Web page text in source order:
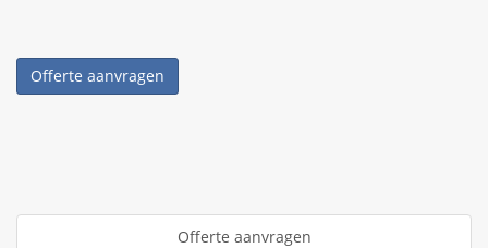
Offerte aanvragen
Offerte aanvragen